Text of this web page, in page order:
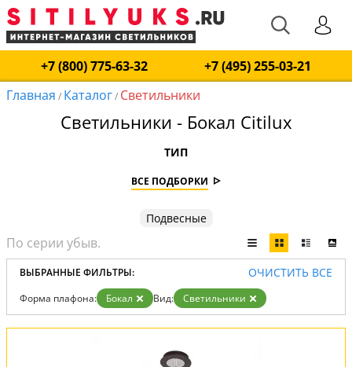
+7 (800) 775-63-32
+7 (495) 255-03-21
Главная / Каталог/ Светильники
Светильники - Бокал Citilux
ТИП
ВСЕ ПОДБОРКИ
Подвесные
ВЫБРАННЫЕ ФИЛЬТРЫ: ОЧИСТИТЬ ВСЕ
Форма плафона: Бокал Вид: Светильники